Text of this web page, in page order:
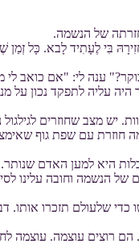
של הנשמה.
בִּי לֶעָתִיד לָבא. כָּל זְמַן
ענה לי: "אם כואב לי
עליה לתפקד נכון על
מצב שחוזרים לגילגול
חוזרת עם שפת גוף
למען האדם שנותר.
הנשמה וחובה עלינו
שלעולם תזכרו אותו.
הם רוצים עוצמה. עוצמה